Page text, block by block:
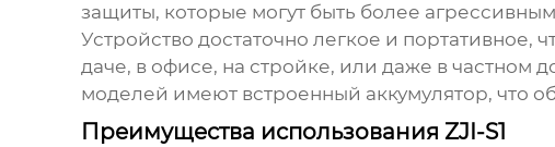
защиты, которые могут быть более
Устройство достаточно легкое и портативное,
даче, в офисе, на стройке, или даже в частном
моделей имеют встроенный аккумулятор, что
Преимущества использования ZJI-S1